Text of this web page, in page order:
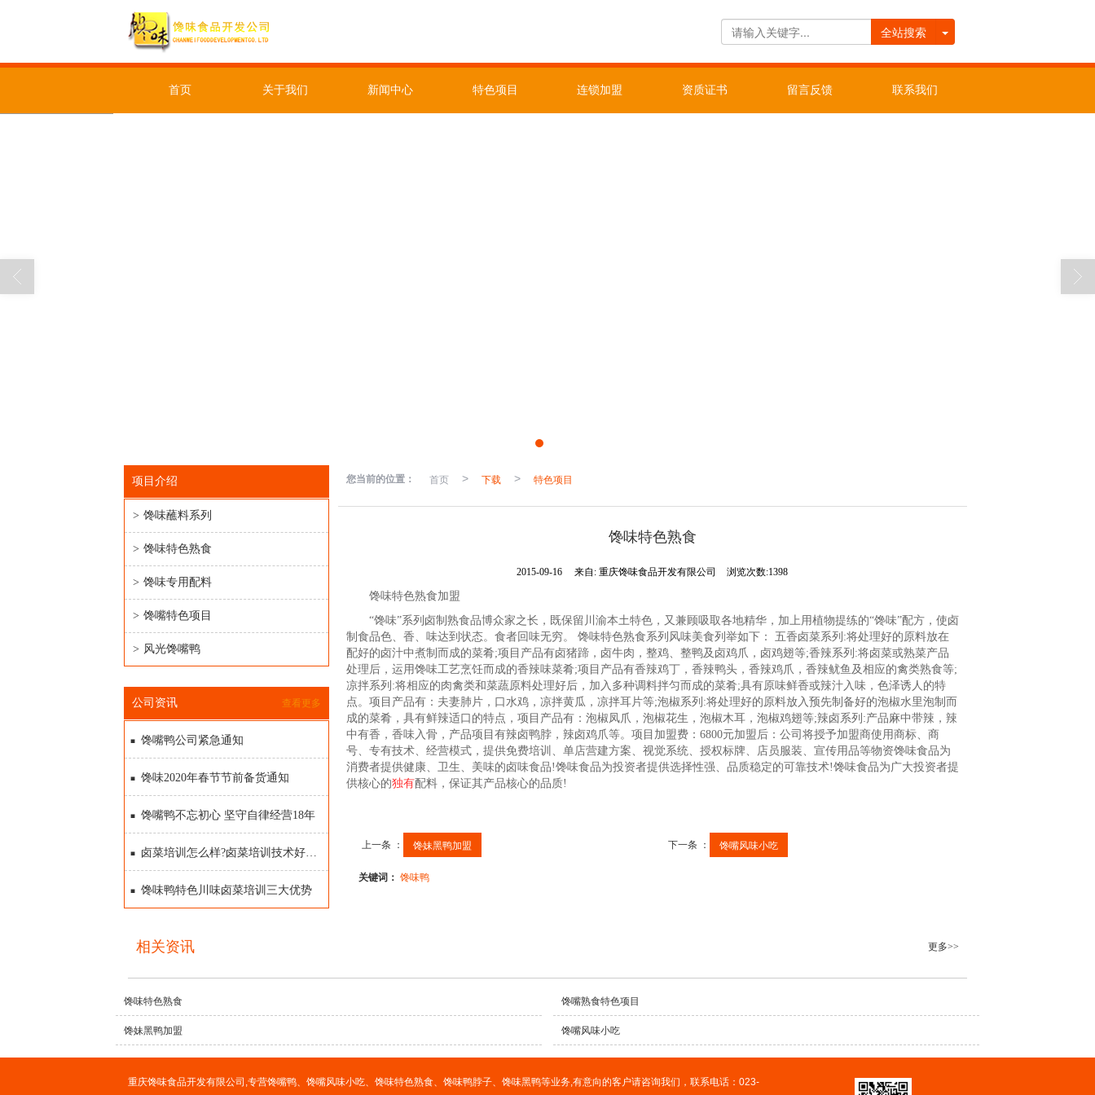
全站搜索
首页 关于我们 新闻中心 特色项目 连锁加盟 资质证书 留言反馈 联系我们
您当前的位置： 首页 > 下载 > 特色项目
馋味特色熟食
2015-09-16 来自:重庆馋味食品开发有限公司 浏览次数:1398
馋味特色熟食加盟
“馋味”系列卤制熟食品博众家之长，既保留川渝本土特色，又兼顾吸取各地精华，加上用植物提练的“馋味”配方，使卤
制食品色、香、味达到状态。食者回味无穷。 馋味特色熟食系列风味美食列举如下： 五香卤菜系列:将处理好的原料放在
配好的卤汁中煮制而成的菜肴;项目产品有卤猪蹄，卤牛肉，整鸡、整鸭及卤鸡爪，卤鸡翅等;香辣系列:将卤菜或熟菜产品
处理后，运用馋味工艺烹饪而成的香辣味菜肴;项目产品有香辣鸡丁，香辣鸭头，香辣鸡爪，香辣鱿鱼及相应的禽类熟食等;
凉拌系列:将相应的肉禽类和菜蔬原料处理好后，加入多种调料拌匀而成的菜肴;具有原味鲜香或辣汁入味，色泽诱人的特
点。项目产品有：夫妻肺片，口水鸡，凉拌黄瓜，凉拌耳片等;泡椒系列:将处理好的原料放入预先制备好的泡椒水里泡制而
成的菜肴，具有鲜辣适口的特点，项目产品有：泡椒凤爪，泡椒花生，泡椒木耳，泡椒鸡翅等;辣卤系列:产品麻中带辣，辣
中有香，香味入骨，产品项目有辣卤鸭脖，辣卤鸡爪等。项目加盟费：6800元加盟后：公司将授予加盟商使用商标、商
号、专有技术、经营模式，提供免费培训、单店营建方案、视觉系统、授权标牌、店员服装、宣传用品等物资馋味食品为
消费者提供健康、卫生、美味的卤味食品!馋味食品为投资者提供选择性强、品质稳定的可靠技术!馋味食品为广大投资者提
供核心的独有配料，保证其产品核心的品质!
上一条 ： 馋妹黑鸭加盟 下一条 ： 馋嘴风味小吃
关键词： 馋味鸭
项目介绍
> 馋味蘸料系列
> 馋味特色熟食
> 馋味专用配料
> 馋嘴特色项目
> 风光馋嘴鸭
公司资讯 查看更多
馋嘴鸭公司紧急通知
馋味2020年春节节前备货通知
馋嘴鸭不忘初心 坚守自律经营18年
卤菜培训怎么样?卤菜培训技术好学吗?
馋味鸭特色川味卤菜培训三大优势
相关资讯 更多>>
馋味特色熟食 馋嘴熟食特色项目
馋妹黑鸭加盟 馋嘴风味小吃
重庆馋味食品开发有限公司,专营馋嘴鸭、馋嘴风味小吃、馋味特色熟食、馋味鸭脖子、馋味黑鸭等业务,有意向的客户请咨询我们，联系电话：023-